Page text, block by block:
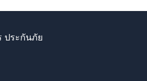
ประกันภัย